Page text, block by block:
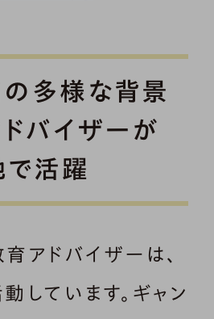
多様な背景
バイザーが
活躍
アドバイザーは、
しています。ギャン